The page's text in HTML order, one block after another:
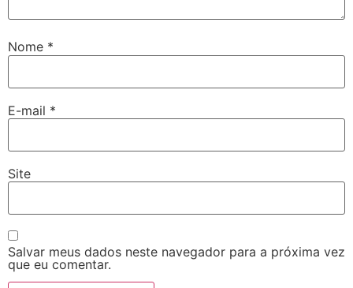
Nome *
E-mail *
Site
Salvar meus dados neste navegador para a próxima vez
que eu comentar.